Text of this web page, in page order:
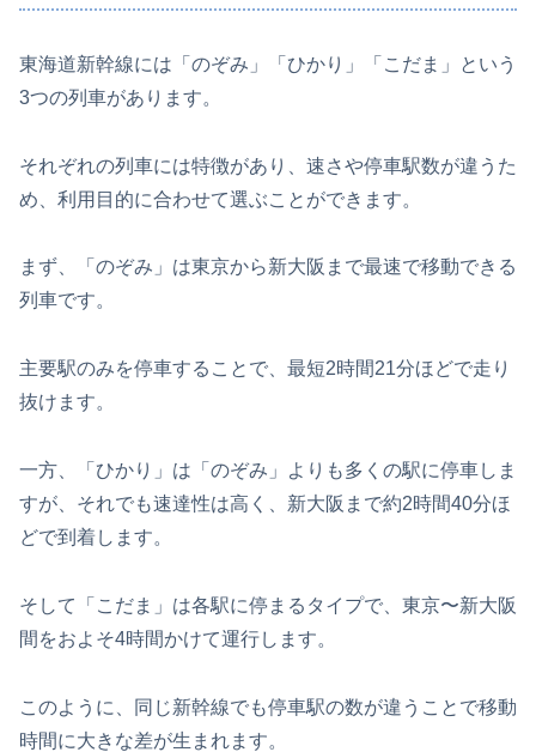
東海道新幹線には「のぞみ」「ひかり」「こだま」という
3つの列車があります。
それぞれの列車には特徴があり、速さや停車駅数が違うた
め、利用目的に合わせて選ぶことができます。
まず、「のぞみ」は東京から新大阪まで最速で移動できる
列車です。
主要駅のみを停車することで、最短2時間21分ほどで走り
抜けます。
一方、「ひかり」は「のぞみ」よりも多くの駅に停車しま
すが、それでも速達性は高く、新大阪まで約2時間40分ほ
どで到着します。
そして「こだま」は各駅に停まるタイプで、東京〜新大阪
間をおよそ4時間かけて運行します。
このように、同じ新幹線でも停車駅の数が違うことで移動
時間に大きな差が生まれます。